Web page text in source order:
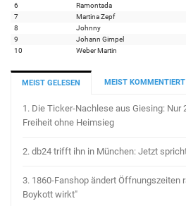
6
Ramontada
7
Martina Zepf
8
Johnny
9
Johann Gimpel
10
Weber Martin
MEIST GELESEN MEIST KOMMENTIERT
1. Die Ticker-Nachlese aus Giesing: Nur
Freiheit ohne Heimsieg
2. db24 trifft ihn in München: Jetzt
3. 1860-Fanshop ändert Öffnungszeiten
Boykott wirkt"